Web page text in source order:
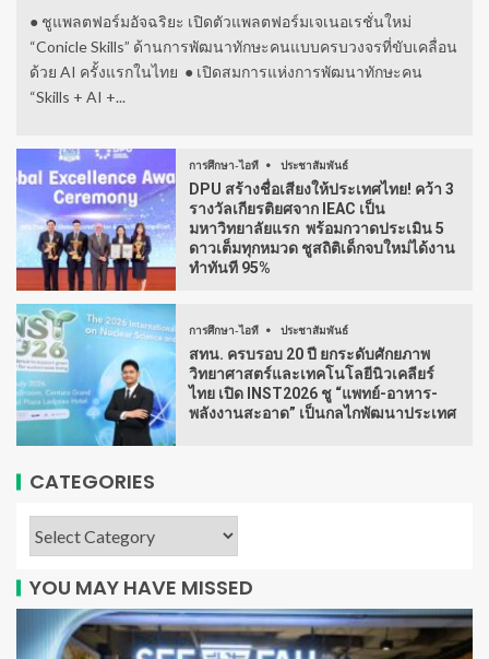
● ชูแพลตฟอร์มอัจฉริยะ เปิดตัวแพลตฟอร์มเจเนอเรชั่นใหม่
“Conicle Skills” ด้านการพัฒนาทักษะคนแบบครบวงจรที่ขับเคลื่อน
ด้วย AI ครั้งแรกในไทย ● เปิดสมการแห่งการพัฒนาทักษะคน
“Skills + AI +...
การศึกษา-ไอที ประชาสัมพันธ์
DPU สร้างชื่อเสียงให้ประเทศไทย! คว้า 3
รางวัลเกียรติยศจาก IEAC เป็น
มหาวิทยาลัยแรก พร้อมกวาดประเมิน 5
ดาวเต็มทุกหมวด ชูสถิติเด็กจบใหม่ได้งาน
ทำทันที 95%
การศึกษา-ไอที ประชาสัมพันธ์
สทน. ครบรอบ 20 ปี ยกระดับศักยภาพ
วิทยาศาสตร์และเทคโนโลยีนิวเคลียร์
ไทย เปิด INST2026 ชู “แพทย์-อาหาร-
พลังงานสะอาด” เป็นกลไกพัฒนาประเทศ
CATEGORIES
YOU MAY HAVE MISSED